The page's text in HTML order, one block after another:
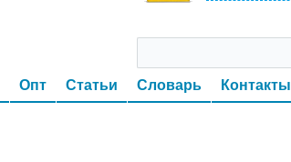
Опт Статьи Словарь Контакты